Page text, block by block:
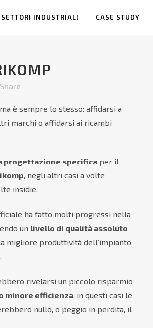
SETTORI INDUSTRIALI CASE STUDY
Share
è sempre lo stesso: affidarsi a
marchi o affidarsi ai ricambi
progettazione specifica per il
, negli altri casi a volte
insidie.
ha fatto molti progressi nella
un livello di qualità assoluto
migliore produttività dell’impianto
.
rivelarsi un piccolo risparmio
minore efficienza, in questi casi le
nullo, o peggio in perdita, il